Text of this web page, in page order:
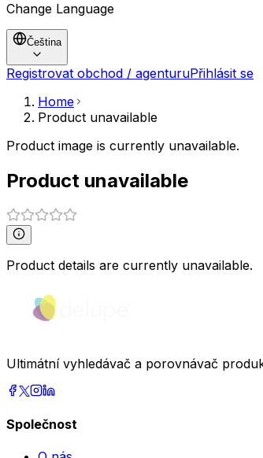
Change Language
Čeština
Registrovat obchod / agenturuPřihlásit se
Home
Product unavailable
Product image is currently unavailable.
Product unavailable
Product details are currently unavailable.
Ultimátní vyhledávač a porovnávač
Společnost